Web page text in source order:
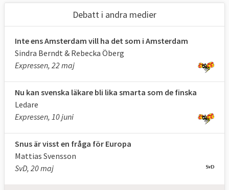
Debatt i andra medier
Inte ens Amsterdam vill ha det som i Amsterdam
Sindra Berndt & Rebecka Öberg
Expressen, 22 maj
Nu kan svenska läkare bli lika smarta som de finska
Ledare
Expressen, 10 juni
Snus är visst en fråga för Europa
Mattias Svensson
SvD, 20 maj